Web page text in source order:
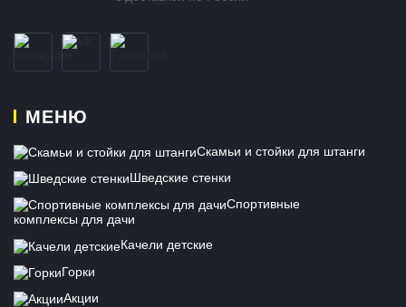
МЕНЮ
Скамьи и стойки для штанги
Шведские стенки
Спортивные
комплексы для дачи
Качели детские
Горки
Акции